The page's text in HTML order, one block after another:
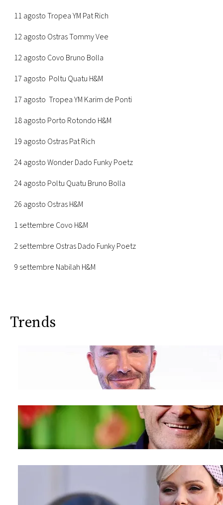
11 agosto Tropea YM Pat Rich
12 agosto Ostras Tommy Vee
12 agosto Covo Bruno Bolla
17 agosto Poltu Quatu H&M
17 agosto Tropea YM Karim de Ponti
18 agosto Porto Rotondo H&M
19 agosto Ostras Pat Rich
24 agosto Wonder Dado Funky Poetz
24 agosto Poltu Quatu Bruno Bolla
26 agosto Ostras H&M
1 settembre Covo H&M
2 settembre Ostras Dado Funky Poetz
9 settembre Nabilah H&M
Trends